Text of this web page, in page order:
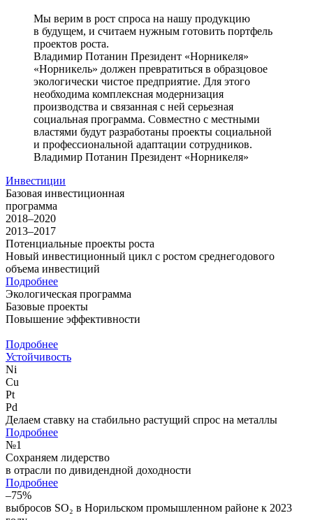
Мы верим в рост спроса на нашу продукцию
в будущем, и считаем нужным готовить портфель
проектов роста.
Владимир Потанин Президент «Норникеля»
«Норникель» должен превратиться в образцовое
экологически чистое предприятие. Для этого
необходима комплексная модернизация
производства и связанная с ней серьезная
социальная программа. Совместно с местными
властями будут разработаны проекты социальной
и профессиональной адаптации сотрудников.
Владимир Потанин Президент «Норникеля»
Инвестиции
Базовая инвестиционная
программа
2018–2020
2013–2017
Потенциальные проекты роста
Новый инвестиционный цикл с ростом среднегодового
объема инвестиций
Подробнее
Экологическая программа
Базовые проекты
Повышение эффективности
Подробнее
Устойчивость
Ni
Cu
Pt
Pd
Делаем ставку на стабильно растущий спрос на металлы
Подробнее
№1
Сохраняем лидерство
в отрасли по дивидендной доходности
Подробнее
–75%
выбросов SO₂ в Норильском промышленном районе к 2023